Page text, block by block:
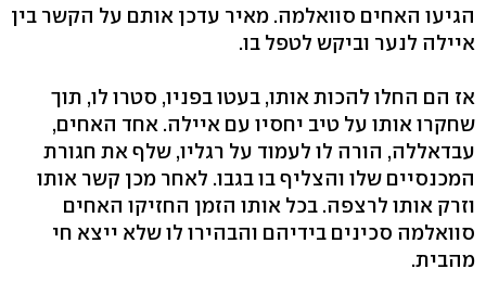
הגיעו האחים סוואלמה. מאיר עדכן אותם על הקשר בין
איילה לנער וביקש לטפל בו.
אז הם החלו להכות אותו, בעטו בפניו, סטרו לו, תוך
שחקרו אותו על טיב יחסיו עם איילה. אחד האחים,
עבדאללה, הורה לו לעמוד על רגליו, שלף את חגורת
המכנסיים שלו והצליף בו בגבו. לאחר מכן קשר אותו
וזרק אותו לרצפה. בכל אותו הזמן החזיקו האחים
סוואלמה סכינים בידיהם והבהירו לו שלא ייצא חי
מהבית.